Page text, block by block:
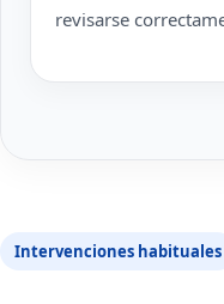
revisarse
Intervenciones habituales